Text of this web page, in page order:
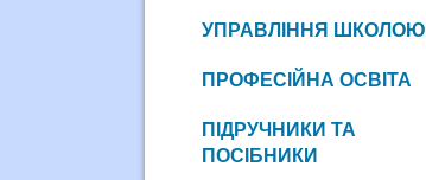
УПРАВЛІННЯ ШКОЛОЮ
ПРОФЕСІЙНА ОСВІТА
ПІДРУЧНИКИ ТА
ПОСІБНИКИ